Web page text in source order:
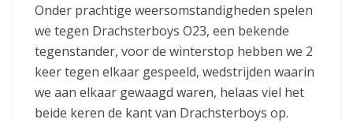
Onder prachtige weersomstandigheden spelen
we tegen Drachsterboys O23, een bekende
tegenstander, voor de winterstop hebben we 2
keer tegen elkaar gespeeld, wedstrijden waarin
we aan elkaar gewaagd waren, helaas viel het
beide keren de kant van Drachsterboys op.